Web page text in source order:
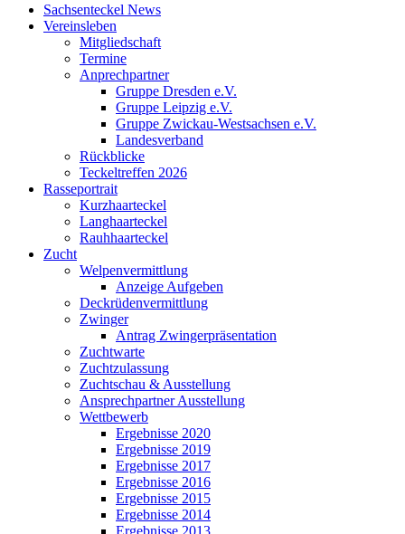
Sachsenteckel News
Vereinsleben
Mitgliedschaft
Termine
Anprechpartner
Gruppe Dresden e.V.
Gruppe Leipzig e.V.
Gruppe Zwickau-Westsachsen e.V.
Landesverband
Rückblicke
Teckeltreffen 2026
Rasseportrait
Kurzhaarteckel
Langhaarteckel
Rauhhaarteckel
Zucht
Welpenvermittlung
Anzeige Aufgeben
Deckrüdenvermittlung
Zwinger
Antrag Zwingerpräsentation
Zuchtwarte
Zuchtzulassung
Zuchtschau & Ausstellung
Ansprechpartner Ausstellung
Wettbewerb
Ergebnisse 2020
Ergebnisse 2019
Ergebnisse 2017
Ergebnisse 2016
Ergebnisse 2015
Ergebnisse 2014
Ergebnisse 2013